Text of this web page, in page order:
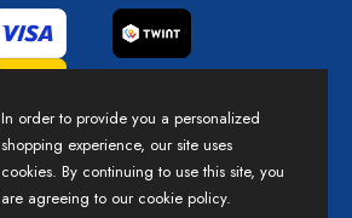
In order to provide you a personalized
shopping experience, our site uses
cookies. By continuing to use this site, you
are agreeing to our cookie policy.